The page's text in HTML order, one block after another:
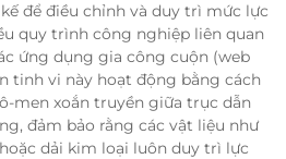
để điều chỉnh và duy trì mức lực
quy trình công nghiệp liên quan
ứng dụng gia công cuộn (web
tinh vi này hoạt động bằng cách
men xoắn truyền giữa trục dẫn
đảm bảo rằng các vật liệu như
dải kim loại luôn duy trì lực